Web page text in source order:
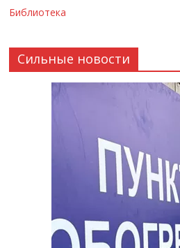
Библиотека
Сильные новости